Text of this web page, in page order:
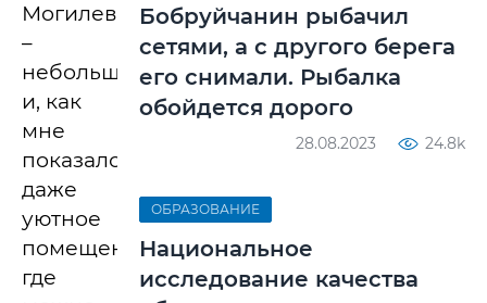
Могилева
–
небольшое
и, как
мне
показалось,
даже
уютное
помещение,
где
Бобруйчанин рыбачил
сетями, а с другого берега
его снимали. Рыбалка
обойдется дорого
28.08.2023 24.8k
ОБРАЗОВАНИЕ
Национальное
исследование качества